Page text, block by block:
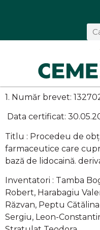
1. Număr brevet:
Data certificat:
Titlu : Procedeu de
farmaceutice care
bază de lidocaină.
Inventatori : Tamba
Robert, Harabagiu
Răzvan, Peptu
Sergiu, Leon-